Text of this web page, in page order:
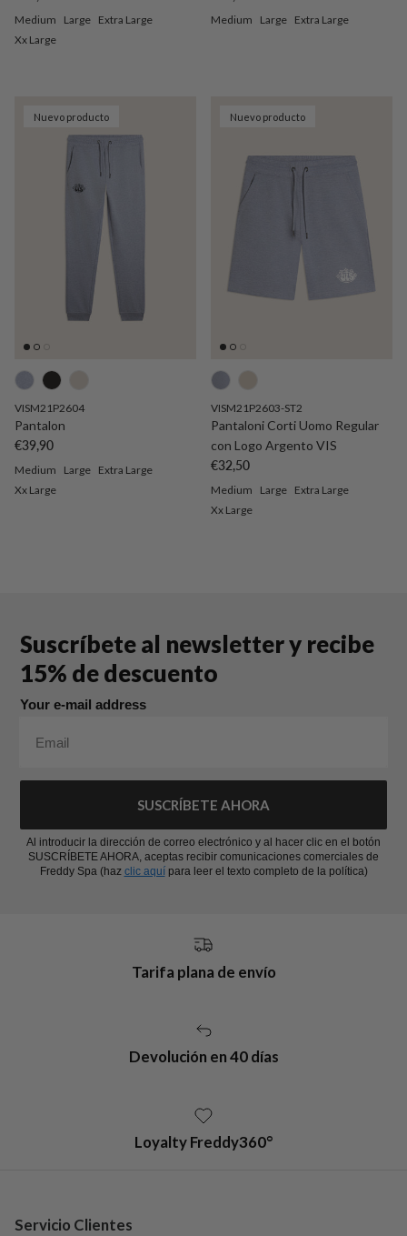
Medium Large Extra Large
Xx Large
Medium Large Extra Large
Nuevo producto
VISM21P2604
Pantalon
Precio normal
€39,90
Medium Large Extra Large
Xx Large
Nuevo producto
VISM21P2603-ST2
Pantaloni Corti Uomo Regular
con Logo Argento VIS
Precio normal
€32,50
Medium Large Extra Large
Xx Large
Suscríbete al newsletter y recibe
15% de descuento
Your e-mail address
SUSCRÍBETE AHORA
Al introducir la dirección de correo electrónico y al hacer clic en el botón
SUSCRÍBETE AHORA, aceptas recibir comunicaciones comerciales de
Freddy Spa (haz clic aquí para leer el texto completo de la política)
Tarifa plana de envío
Devolución en 40 días
Loyalty Freddy360°
Servicio Clientes